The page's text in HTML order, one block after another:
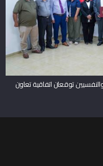
توقعان اتفاقية تعاون